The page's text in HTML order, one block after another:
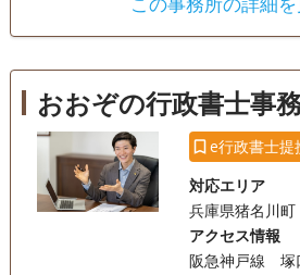
相続人調査
おおぞの行政書士事
e行政書士提
対応エリア
兵庫県猪名川町
アクセス情報
阪急神戸線